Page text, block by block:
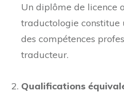
Un diplôme de licence
traductologie constitue
des compétences
traducteur.
Qualifications